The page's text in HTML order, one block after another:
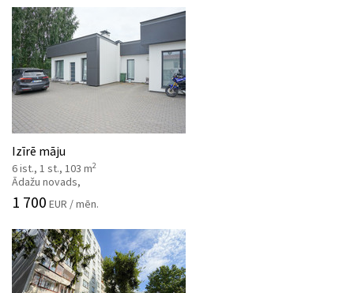
Izīrē māju
6 ist., 1 st., 103 m2
Ādažu novads,
1 700 EUR / mēn.